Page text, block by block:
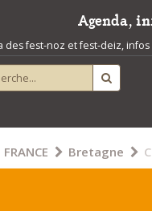
Agenda,
des fest-noz et fest-deiz,
FRANCE Bretagne